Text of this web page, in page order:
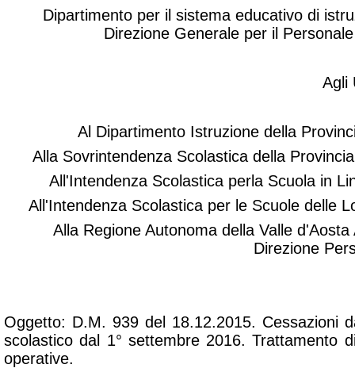
Dipartimento per il sistema educativo di
Direzione Generale per il
Agli
Al Dipartimento Istruzione della
Alla Sovrintendenza Scolastica della
All'Intendenza Scolastica perla Scuola in
All'Intendenza Scolastica per le Scuole delle
Alla Regione Autonoma della Valle
Direzione
Oggetto: D.M. 939 del 18.12.2015. Cessazioni
scolastico dal 1° settembre 2016. Trattamento
operative.